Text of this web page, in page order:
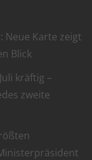
Karte zeigt
Blick
kräftig –
zweite